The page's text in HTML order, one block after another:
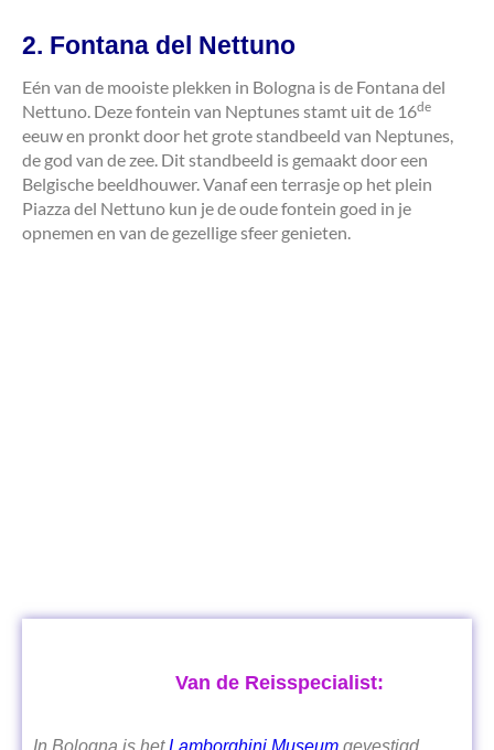
2. Fontana del Nettuno
Eén van de mooiste plekken in Bologna is de Fontana del
Nettuno. Deze fontein van Neptunes stamt uit de 16de
eeuw en pronkt door het grote standbeeld van Neptunes,
de god van de zee. Dit standbeeld is gemaakt door een
Belgische beeldhouwer. Vanaf een terrasje op het plein
Piazza del Nettuno kun je de oude fontein goed in je
opnemen en van de gezellige sfeer genieten.
Van de Reisspecialist: